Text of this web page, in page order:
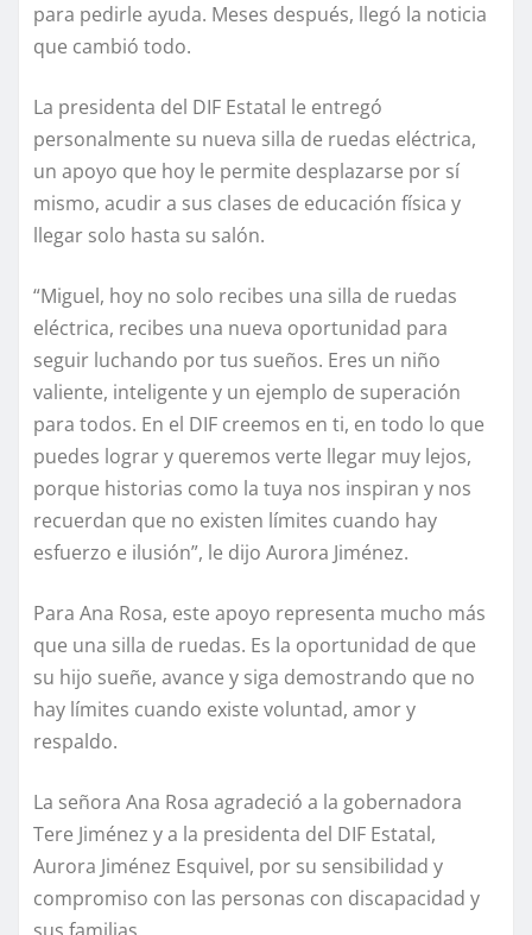
para pedirle ayuda. Meses después, llegó la noticia
que cambió todo.
La presidenta del DIF Estatal le entregó
personalmente su nueva silla de ruedas eléctrica,
un apoyo que hoy le permite desplazarse por sí
mismo, acudir a sus clases de educación física y
llegar solo hasta su salón.
“Miguel, hoy no solo recibes una silla de ruedas
eléctrica, recibes una nueva oportunidad para
seguir luchando por tus sueños. Eres un niño
valiente, inteligente y un ejemplo de superación
para todos. En el DIF creemos en ti, en todo lo que
puedes lograr y queremos verte llegar muy lejos,
porque historias como la tuya nos inspiran y nos
recuerdan que no existen límites cuando hay
esfuerzo e ilusión”, le dijo Aurora Jiménez.
Para Ana Rosa, este apoyo representa mucho más
que una silla de ruedas. Es la oportunidad de que
su hijo sueñe, avance y siga demostrando que no
hay límites cuando existe voluntad, amor y
respaldo.
La señora Ana Rosa agradeció a la gobernadora
Tere Jiménez y a la presidenta del DIF Estatal,
Aurora Jiménez Esquivel, por su sensibilidad y
compromiso con las personas con discapacidad y